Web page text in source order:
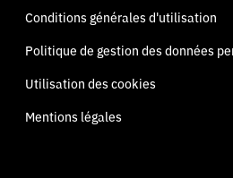
Conditions générales d'utilisation
Politique de gestion des données
Utilisation des cookies
Mentions légales